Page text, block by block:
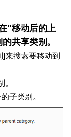
"移动后的上
共享类别。
]来搜索要移动到
子类别。